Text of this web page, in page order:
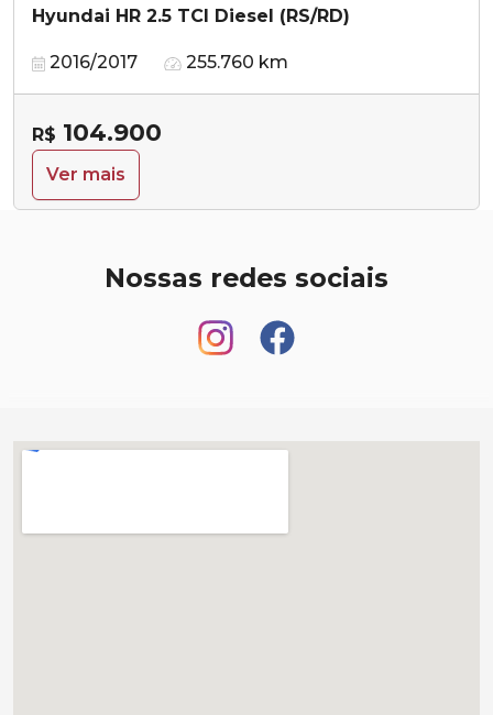
Hyundai HR 2.5 TCI Diesel (RS/RD)
2016/2017 255.760 km
R$ 104.900
Ver mais
Nossas redes sociais